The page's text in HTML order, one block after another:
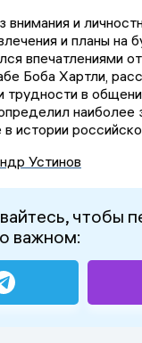
внимания и
и планы на
впечатлениями
Боба Хартли,
трудности в
наиболее
истории
Устинов
чтобы
важном: